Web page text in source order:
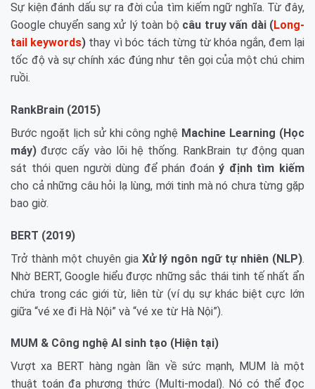
Sự kiện đánh dấu sự ra đời của tìm kiếm ngữ nghĩa. Từ đây,
Google chuyển sang xử lý toàn bộ câu truy vấn dài (Long-
tail keywords) thay vì bóc tách từng từ khóa ngắn, đem lại
tốc độ và sự chính xác đúng như tên gọi của một chú chim
ruồi.
RankBrain (2015)
Bước ngoặt lịch sử khi công nghệ Machine Learning (Học
máy) được cấy vào lõi hệ thống. RankBrain tự động quan
sát thói quen người dùng để phán đoáný định tìm kiếm
cho cả những câu hỏi lạ lùng, mới tinh mà nó chưa từng gặp
bao giờ.
BERT (2019)
Trở thành một chuyên gia Xử lý ngôn ngữ tự nhiên (NLP).
Nhờ BERT, Google hiểu được những sắc thái tinh tế nhất ẩn
chứa trong các giới từ, liên từ (ví dụ sự khác biệt cực lớn
giữa “vé xe đi Hà Nội” và “vé xe từ Hà Nội”).
MUM & Công nghệ AI sinh tạo (Hiện tại)
Vượt xa BERT hàng ngàn lần về sức mạnh, MUM là một
thuật toán đa phương thức (Multi-modal). Nó có thể đọc